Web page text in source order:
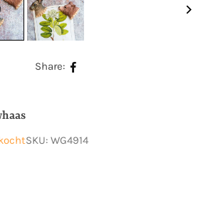
Share:
SKU: WG4914